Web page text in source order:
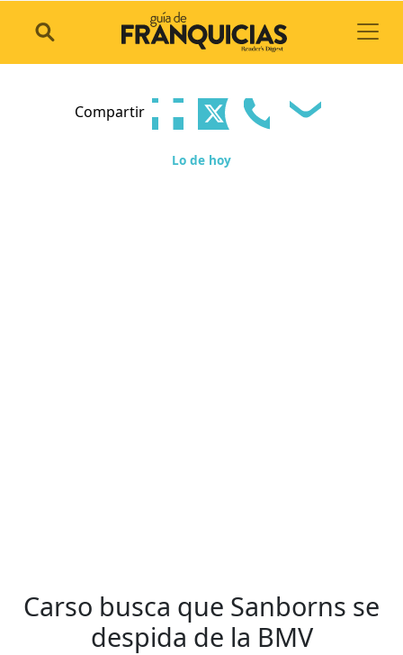
Compartir
Lo de hoy
Carso busca que Sanborns se
despida de la BMV